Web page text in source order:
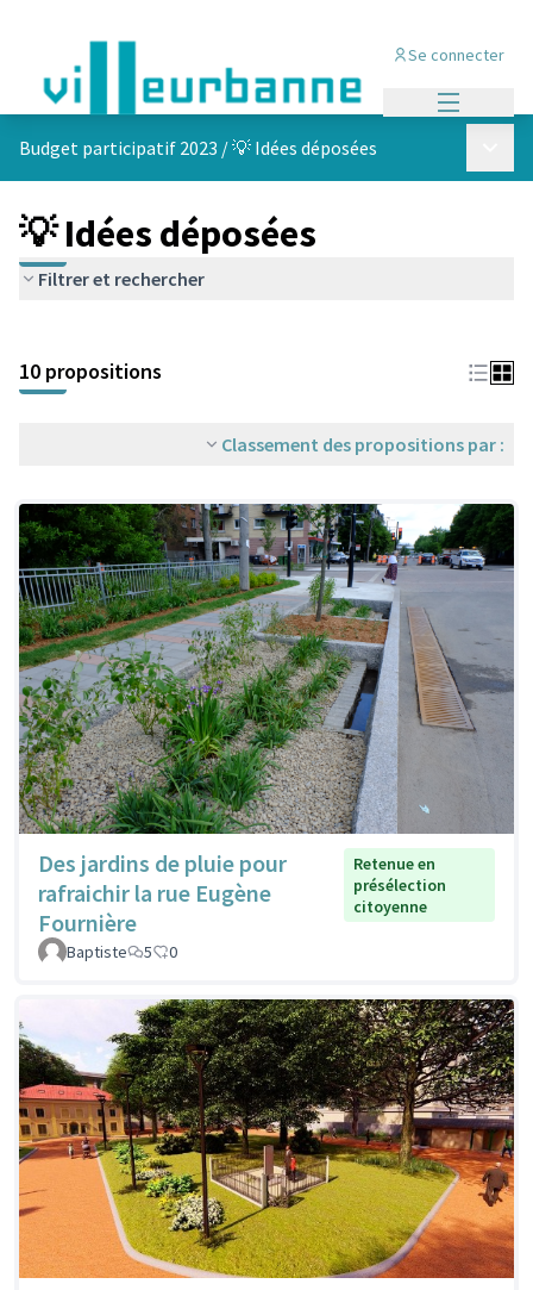
Se connecter
Budget participatif 2023 /💡 Idées déposées
💡 Idées déposées
Filtrer et rechercher
+
−
10 propositions
Classement des propositions par :
Des jardins de pluie pour
rafraichir la rue Eugène
Fournière
Retenue en
présélection
citoyenne
Baptiste 5 0